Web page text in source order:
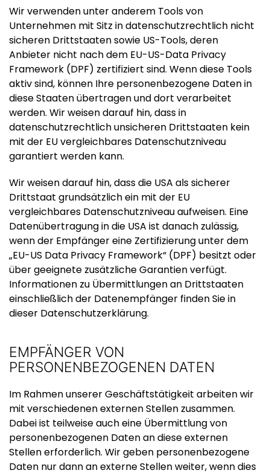
Wir verwenden unter anderem Tools von
Unternehmen mit Sitz in datenschutzrechtlich nicht
sicheren Drittstaaten sowie US-Tools, deren
Anbieter nicht nach dem EU-US-Data Privacy
Framework (DPF) zertifiziert sind. Wenn diese Tools
aktiv sind, können Ihre personenbezogene Daten in
diese Staaten übertragen und dort verarbeitet
werden. Wir weisen darauf hin, dass in
datenschutzrechtlich unsicheren Drittstaaten kein
mit der EU vergleichbares Datenschutzniveau
garantiert werden kann.
Wir weisen darauf hin, dass die USA als sicherer
Drittstaat grundsätzlich ein mit der EU
vergleichbares Datenschutzniveau aufweisen. Eine
Datenübertragung in die USA ist danach zulässig,
wenn der Empfänger eine Zertifizierung unter dem
„EU-US Data Privacy Framework“ (DPF) besitzt oder
über geeignete zusätzliche Garantien verfügt.
Informationen zu Übermittlungen an Drittstaaten
einschließlich der Datenempfänger finden Sie in
dieser Datenschutzerklärung.
EMPFÄNGER VON
PERSONENBEZOGENEN DATEN
Im Rahmen unserer Geschäftstätigkeit arbeiten wir
mit verschiedenen externen Stellen zusammen.
Dabei ist teilweise auch eine Übermittlung von
personenbezogenen Daten an diese externen
Stellen erforderlich. Wir geben personenbezogene
Daten nur dann an externe Stellen weiter, wenn dies